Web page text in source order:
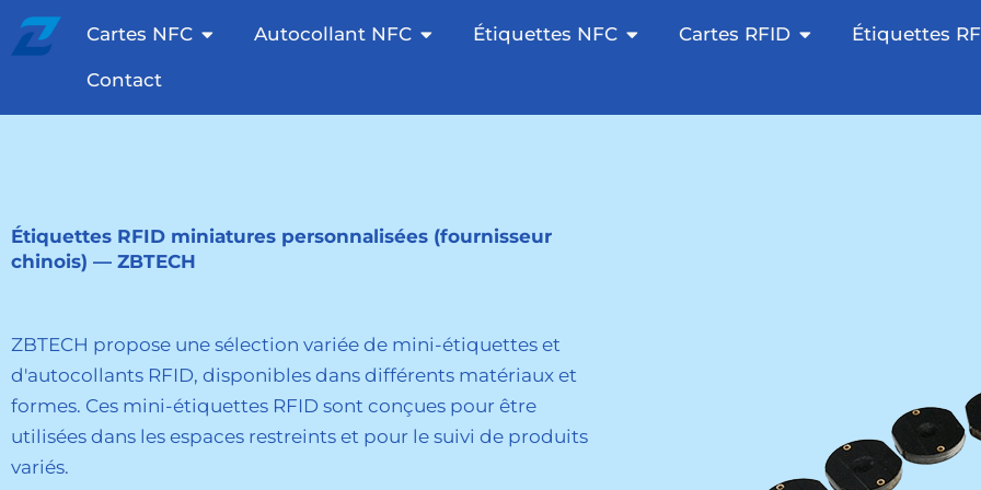
Passer
au
Cartes NFC Ouvrir les cartes NFC
Autocollant NFC Autocollant NFC ouvert
Étiquettes NFC Ouvrir les tags NFC
Cartes RFID Cartes RFID
Étiquettes
Contact
Étiquettes RFID miniatures personnalisées (fournisseur
chinois) — ZBTECH
ZBTECH propose une sélection variée de mini-étiquettes et
d'autocollants RFID, disponibles dans différents matériaux et
formes. Ces mini-étiquettes RFID sont conçues pour être
utilisées dans les espaces restreints et pour le suivi de produits
variés.